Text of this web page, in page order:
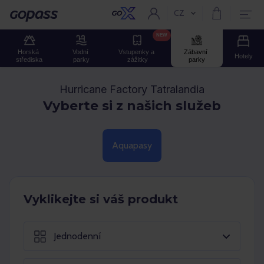
GOPASS Aktuální jazyk:
CZ
Horská
střediska
Vodní
parky
Vstupenky a
zážitky
NEW
Zábavní
parky
Hotely
Hurricane Factory Tatralandia
Vyberte si z našich služeb
Aquapasy
Vyklikejte si váš produkt
Jednodenní